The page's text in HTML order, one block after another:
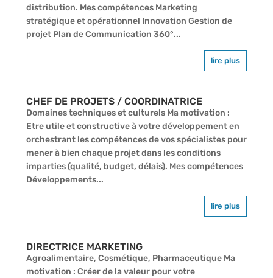
distribution. Mes compétences Marketing
stratégique et opérationnel Innovation Gestion de
projet Plan de Communication 360°...
lire plus
CHEF DE PROJETS / COORDINATRICE
Domaines techniques et culturels Ma motivation :
Etre utile et constructive à votre développement en
orchestrant les compétences de vos spécialistes pour
mener à bien chaque projet dans les conditions
imparties (qualité, budget, délais). Mes compétences
Développements...
lire plus
DIRECTRICE MARKETING
Agroalimentaire, Cosmétique, Pharmaceutique Ma
motivation : Créer de la valeur pour votre